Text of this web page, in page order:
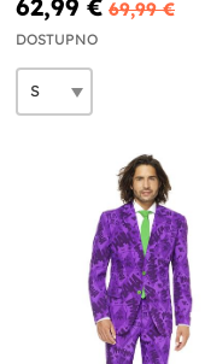
62,99 € 69,99 €
DOSTUPNO